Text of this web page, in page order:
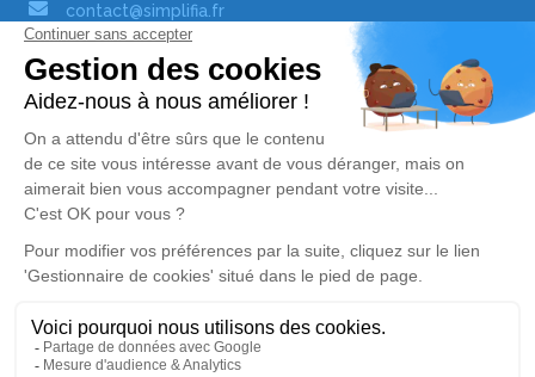
contact@simplifia.fr
Réseaux sociaux
Liens utiles
Publier un avis de décès
Signaler un abus/une erreur
Consultez nos offres d'emploi
Politique de traitement des données